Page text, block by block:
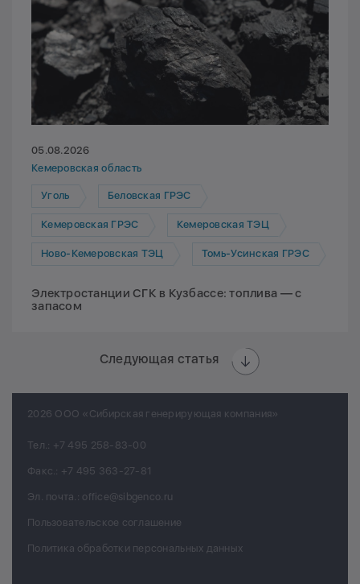
05.08.2026
Кемеровская область
Уголь Беловская ГРЭС
Кемеровская ГРЭС Кемеровская ТЭЦ
Ново-Кемеровская ТЭЦ Томь-Усинская ГРЭС
Электростанции СГК в Кузбассе: топлива — с
запасом
Следующая статья
2026 ООО «Сибирская генерирующая компания»
Тел.: +7 495 258-83-00
Факс.: +7 495 363-27-81
Эл. почта.: office@sibgenco.ru
Пользовательское соглашение
Политика обработки персональных данных